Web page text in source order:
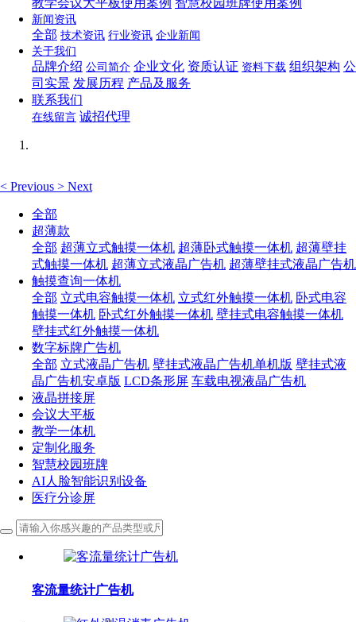
教学会议大平板使用案例 智慧校园班牌使用案例
新闻资讯
全部 技术资讯 行业资讯 企业新闻
关于我们
品牌介绍 公司简介 企业文化 资质认证 资料下载 组织架构 公
司实景 发展历程 产品及服务
联系我们
在线留言 诚招代理
< Previous > Next
全部
超薄款
全部 超薄立式触摸一体机 超薄卧式触摸一体机 超薄壁挂
式触摸一体机 超薄立式液晶广告机 超薄壁挂式液晶广告机
触摸查询一体机
全部 立式电容触摸一体机 立式红外触摸一体机 卧式电容
触摸一体机 卧式红外触摸一体机 壁挂式电容触摸一体机
壁挂式红外触摸一体机
数字标牌广告机
全部 立式液晶广告机 壁挂式液晶广告机单机版 壁挂式液
晶广告机安卓版 LCD条形屏 车载电视液晶广告机
液晶拼接屏
会议大平板
教学一体机
定制化服务
智慧校园班牌
AI人脸智能识别设备
医疗分诊屏
客流量统计广告机